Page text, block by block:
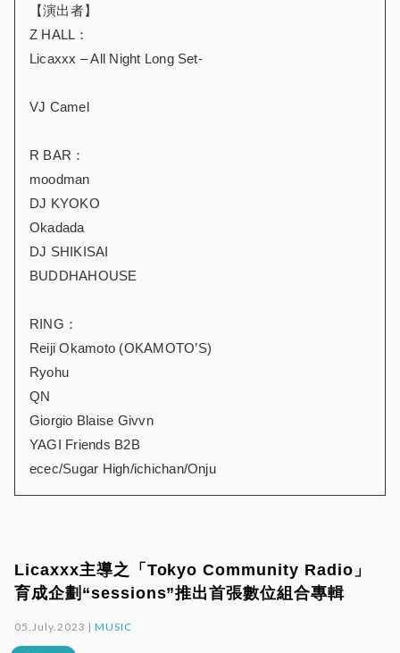
【演出者】
Z HALL：
Licaxxx – All Night Long Set-
VJ Camel
R BAR：
moodman
DJ KYOKO
Okadada
DJ SHIKISAI
BUDDHAHOUSE
RING：
Reiji Okamoto (OKAMOTO’S)
Ryohu
QN
Giorgio Blaise Givvn
YAGI Friends B2B
ecec/Sugar High/ichichan/Onju
Licaxxx主導之「Tokyo Community Radio」
育成企劃“sessions”推出首張數位組合專輯
05.July.2023 |MUSIC